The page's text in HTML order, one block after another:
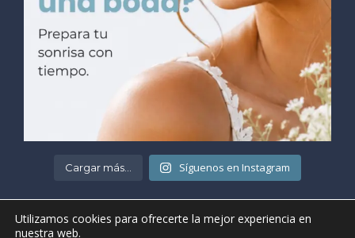
Cargar más... Síguenos en Instagram
Utilizamos cookies para ofrecerte la mejor experiencia en
nuestra web.